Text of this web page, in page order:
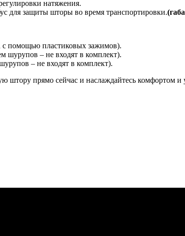
натяжения.
для защиты шторы во время транспортировки.
с помощью пластиковых зажимов).
шурупов – не входят в комплект).
– не входят в комплект).
штору прямо сейчас и наслаждайтесь комфортом